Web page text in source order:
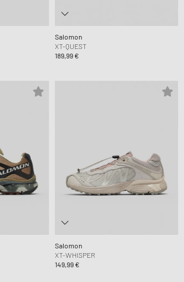
Salomon
XT-QUEST
189,99 €
Salomon
XT-WHISPER
149,99 €